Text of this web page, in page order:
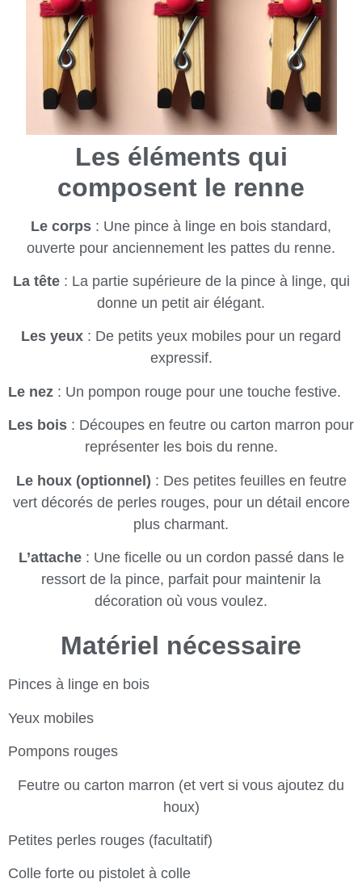
Les éléments qui
composent le renne
Le corps : Une pince à linge en bois standard,
ouverte pour anciennement les pattes du renne.
La tête: La partie supérieure de la pince à linge, qui
donne un petit air élégant.
Les yeux : De petits yeux mobiles pour un regard
expressif.
Le nez : Un pompon rouge pour une touche festive.
Les bois : Découpes en feutre ou carton marron pour
représenter les bois du renne.
Le houx (optionnel) : Des petites feuilles en feutre
vert décorés de perles rouges, pour un détail encore
plus charmant.
L’attache: Une ficelle ou un cordon passé dans le
ressort de la pince, parfait pour maintenir la
décoration où vous voulez.
Matériel nécessaire
Pinces à linge en bois
Yeux mobiles
Pompons rouges
Feutre ou carton marron (et vert si vous ajoutez du
houx)
Petites perles rouges (facultatif)
Colle forte ou pistolet à colle